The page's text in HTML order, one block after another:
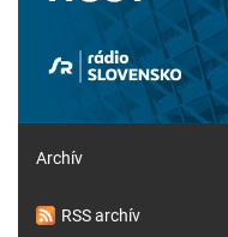
Archív
RSS archív